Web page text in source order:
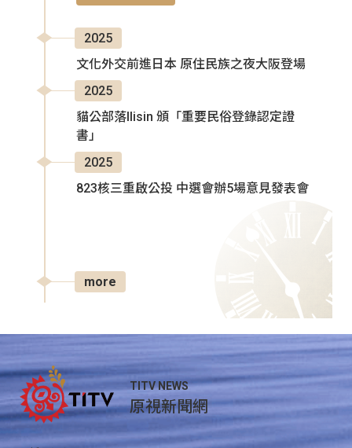
2025
文化外交前進日本 原住民族之夜大阪登場
2025
貓公部落Ilisin 頒「重要民俗登錄認定證
書」
2025
823核三重啟公投 中選會辦5場意見發表會
more
TITV NEWS
原視新聞網